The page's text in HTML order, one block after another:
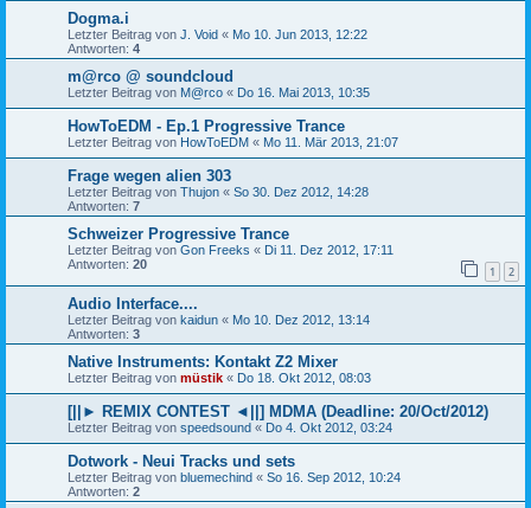
Dogma.i
Letzter Beitrag von J. Void « Mo 10. Jun 2013, 12:22
Antworten: 4
m@rco @ soundcloud
Letzter Beitrag von M@rco « Do 16. Mai 2013, 10:35
HowToEDM - Ep.1 Progressive Trance
Letzter Beitrag von HowToEDM « Mo 11. Mär 2013, 21:07
Frage wegen alien 303
Letzter Beitrag von Thujon « So 30. Dez 2012, 14:28
Antworten: 7
Schweizer Progressive Trance
Letzter Beitrag von Gon Freeks « Di 11. Dez 2012, 17:11
Antworten: 20 1 2
Audio Interface....
Letzter Beitrag von kaidun « Mo 10. Dez 2012, 13:14
Antworten: 3
Native Instruments: Kontakt Z2 Mixer
Letzter Beitrag von müstik « Do 18. Okt 2012, 08:03
[||► REMIX CONTEST ◄||] MDMA (Deadline: 20/Oct/2012)
Letzter Beitrag von speedsound « Do 4. Okt 2012, 03:24
Dotwork - Neui Tracks und sets
Letzter Beitrag von bluemechind « So 16. Sep 2012, 10:24
Antworten: 2